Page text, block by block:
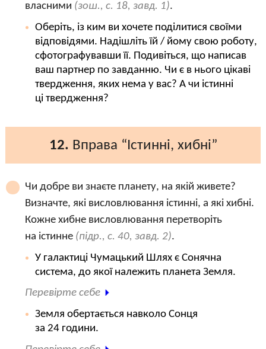
власними (зош., с. 18, завд. 1).
Оберіть, із ким ви хочете поділитися своїми
відповідями. Надішліть їй / йому свою роботу,
сфотографувавши її. Подивіться, що написав
ваш партнер по завданню. Чи є в нього цікаві
твердження, яких нема у вас? А чи істинні
ці твердження?
12. Вправа “Істинні, хибні”
Чи добре ви знаєте планету, на якій живете?
Визначте, які висловлювання істинні, а які хибні.
Кожне хибне висловлювання перетворіть
на істинне (підр., с. 40, завд. 2).
У галактиці Чумацький Шлях є Сонячна
система, до якої належить планета Земля.
Перевірте себе
Земля обертається навколо Сонця
за 24 години.